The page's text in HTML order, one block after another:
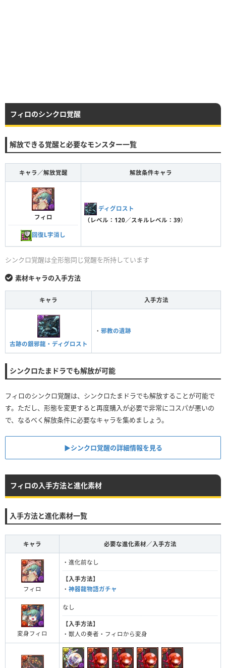
フィロのシンクロ覚醒
解放できる覚醒と必要なモンスター一覧
キャラ／解放覚醒 解放条件キャラ
フィロ
回復L字消し
ディグロスト
（レベル：120／スキルレベル：39）
シンクロ覚醒は全形態同じ覚醒を所持しています
素材キャラの入手方法
キャラ 入手方法
古跡の銀邪龍・ディグロスト
・ 邪教の遺跡
シンクロたまドラでも解放が可能
フィロのシンクロ覚醒は、シンクロたまドラでも解放することが可能で
す。ただし、形態を変更すると再度購入が必要で非常にコスパが悪いの
で、なるべく解放条件に必要なキャラを集めましょう。
▶︎シンクロ覚醒の詳細情報を見る
フィロの入手方法と進化素材
入手方法と進化素材一覧
キャラ 必要な進化素材／入手方法
フィロ
・進化前なし
【入手方法】
・ 神器龍物語ガチャ
変身フィロ
なし
【入手方法】
・獣人の奏者・フィロから変身